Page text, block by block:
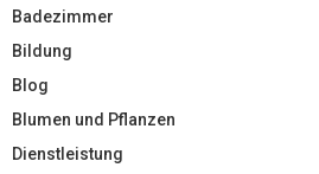
Badezimmer
Bildung
Blog
Blumen und Pflanzen
Dienstleistung